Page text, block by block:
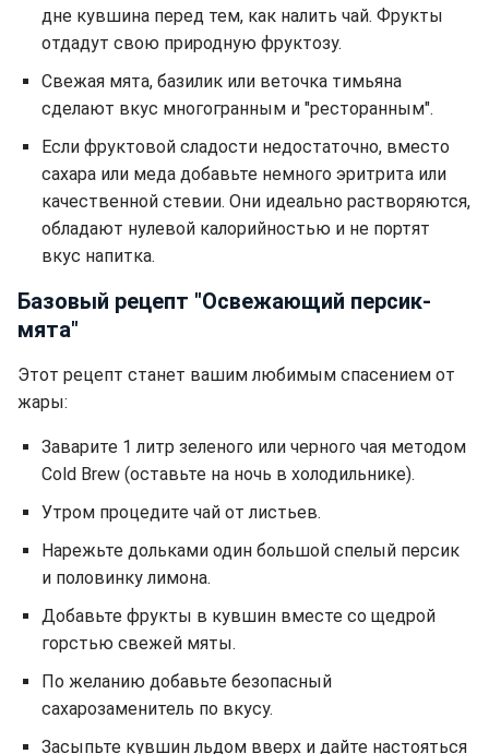
дне кувшина перед тем, как налить чай. Фрукты
отдадут свою природную фруктозу.
Свежая мята, базилик или веточка тимьяна
сделают вкус многогранным и "ресторанным".
Если фруктовой сладости недостаточно, вместо
сахара или меда добавьте немного эритрита или
качественной стевии. Они идеально растворяются,
обладают нулевой калорийностью и не портят
вкус напитка.
Базовый рецепт "Освежающий персик-
мята"
Этот рецепт станет вашим любимым спасением от
жары:
Заварите 1 литр зеленого или черного чая методом
Cold Brew (оставьте на ночь в холодильнике).
Утром процедите чай от листьев.
Нарежьте дольками один большой спелый персик
и половинку лимона.
Добавьте фрукты в кувшин вместе со щедрой
горстью свежей мяты.
По желанию добавьте безопасный
сахарозаменитель по вкусу.
Засыпьте кувшин льдом вверх и дайте настояться